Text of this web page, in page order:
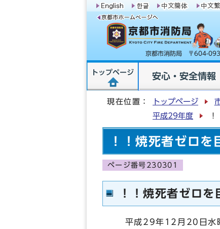
京都市消防局 〒604-
トップページ 安心・安全情報
現在位置： トップページ
平成29年度
！！焼死者ゼロを
ページ番号230301
！！焼死者ゼロを
平成29年12月20日水曜